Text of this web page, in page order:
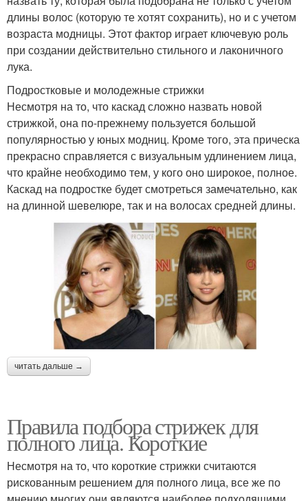
длины волос (которую те хотят сохранить), но и с учетом
возраста модницы. Этот фактор играет ключевую роль
при создании действительно стильного и лаконичного
лука.
Подростковые и молодежные стрижки
Несмотря на то, что каскад сложно назвать новой
стрижкой, она по-прежнему пользуется большой
популярностью у юных модниц. Кроме того, эта прическа
прекрасно справляется с визуальным удлинением лица,
что крайне необходимо тем, у кого оно широкое, полное.
Каскад на подростке будет смотреться замечательно, как
на длинной шевелюре, так и на волосах средней длины.
читать дальше →
Правила подбора стрижек для
полного лица. Короткие
Несмотря на то, что короткие стрижки считаются
рискованным решением для полного лица, все же по